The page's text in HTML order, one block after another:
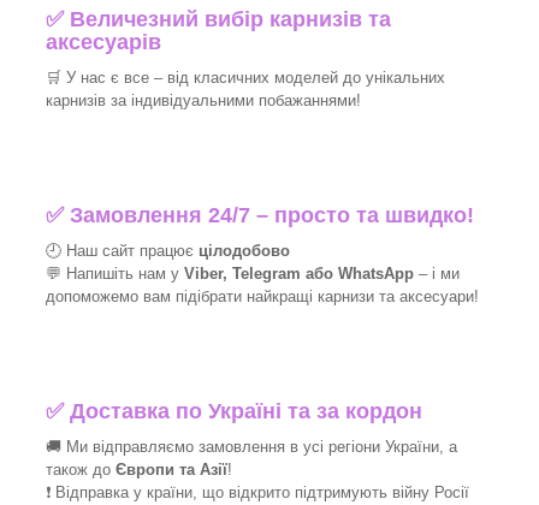
✅ Величезний вибір карнизів та
аксесуарів
🛒 У нас є все – від класичних моделей до унікальних
карнизів за індивідуальними побажаннями!​
✅Замовлення 24/7 – просто та швидко!
🕘 Наш сайт працює цілодобово
💬 Напишіть нам у Viber, Telegram або WhatsApp – і ми
допоможемо вам підібрати найкращі карнизи та аксесуари!
✅Доставка по Україні та за кордон
🚚 Ми відправляємо замовлення в усі регіони України, а
також до Європи та Азії!
❗ Відправка у країни, що відкрито підтримують війну Росії